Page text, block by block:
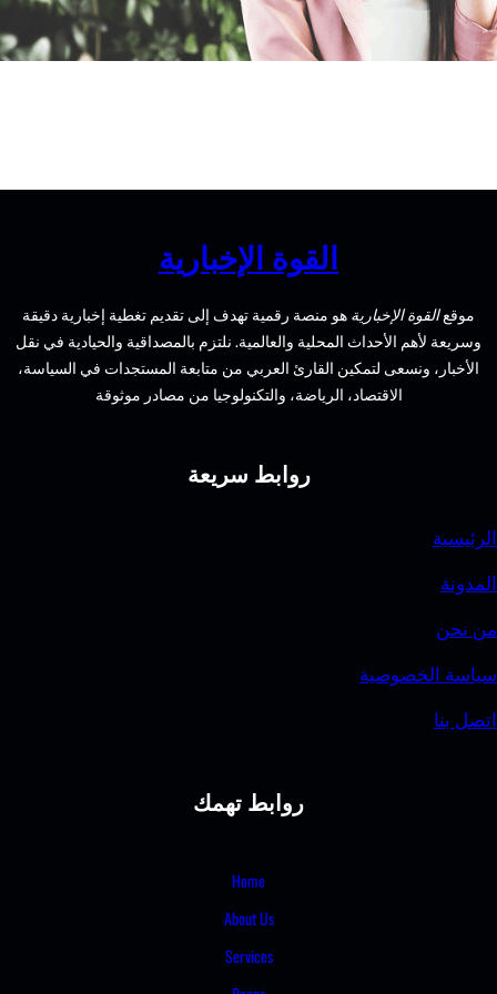
القوة الإخبارية
موقعالقوة الإخباريةهو منصة رقمية تهدف إلى تقديم تغطية إخبارية دقيقة
وسريعة لأهم الأحداث المحلية والعالمية. نلتزم بالمصداقية والحيادية في نقل
الأخبار، ونسعى لتمكين القارئ العربي من متابعة المستجدات في السياسة،
الاقتصاد، الرياضة، والتكنولوجيا من مصادر موثوقة
روابط سريعة
الرئيسية
المدونة
من نحن
سياسة الخصوصية
اتصل بنا
روابط تهمك
Home
About Us
Services